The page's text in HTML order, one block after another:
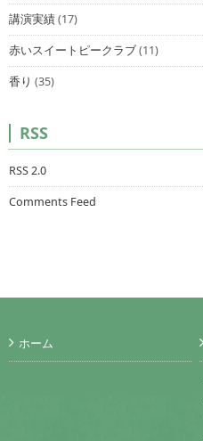
講演実績(17)
赤いスイートピークラブ(11)
香り (35)
RSS
RSS 2.0
Comments Feed
ホーム